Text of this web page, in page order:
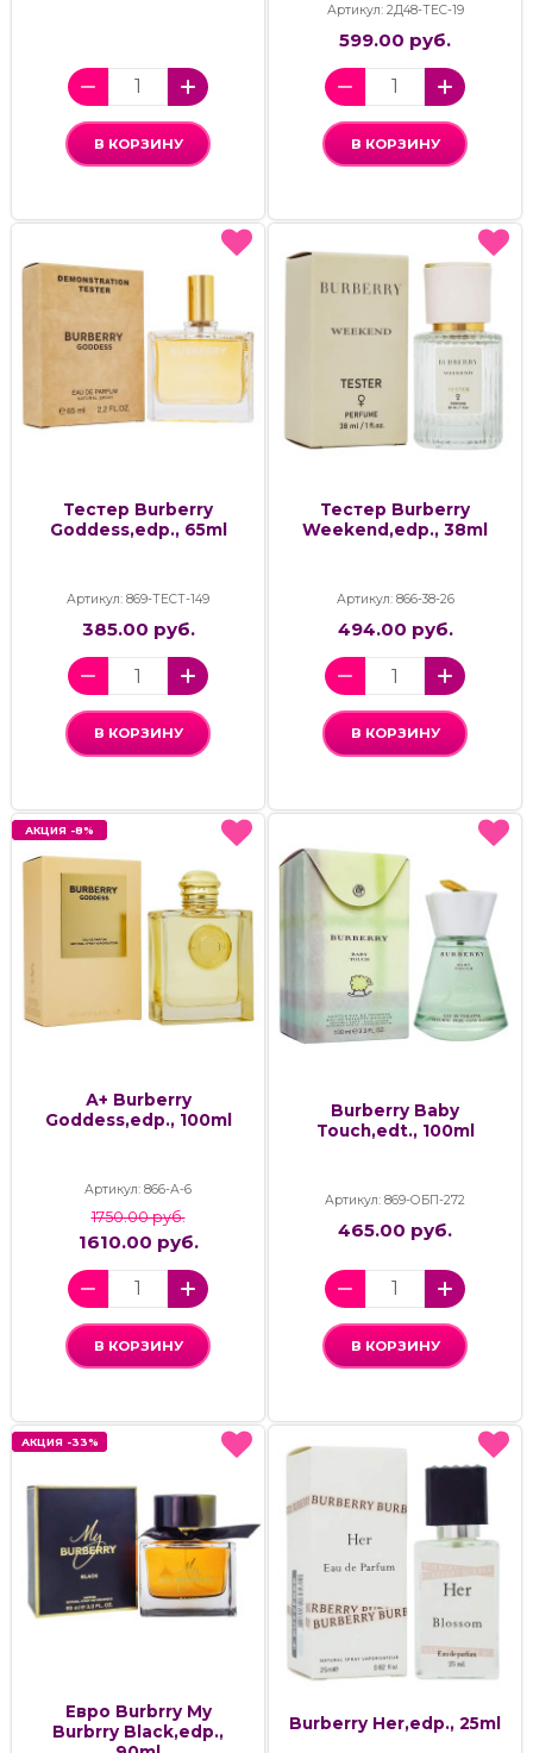
В КОРЗИНУ
Артикул: 2Д48-ТЕС-19
599.00 руб.
В КОРЗИНУ
Тестер Burberry
Goddess,edp., 65ml
Артикул: 869-ТЕСТ-149
385.00 руб.
В КОРЗИНУ
Тестер Burberry
Weekend,edp., 38ml
Артикул: 866-38-26
494.00 руб.
В КОРЗИНУ
АКЦИЯ -8%
А+ Burberry
Goddess,edp., 100ml
Артикул: 866-А-6
АКЦИЯ -8%
1750.00 руб.
1610.00 руб.
В КОРЗИНУ
Burberry Baby
Touch,edt., 100ml
Артикул: 869-ОБП-272
465.00 руб.
В КОРЗИНУ
АКЦИЯ -33%
Евро Burbrry My
Burbrry Black,edp.,
АКЦИЯ -33%
Burberry Her,edp., 25ml